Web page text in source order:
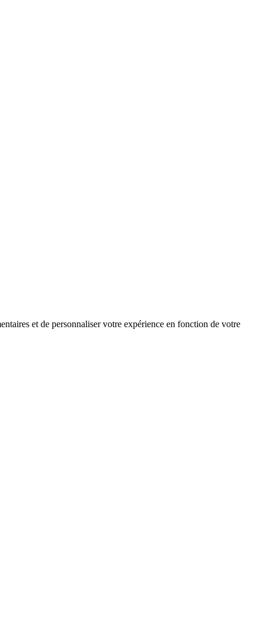
et de personnaliser votre expérience en fonction de votre